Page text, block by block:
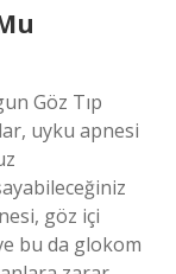
Göz Tıp
uyku apnesi
göz içi
bu da glokom